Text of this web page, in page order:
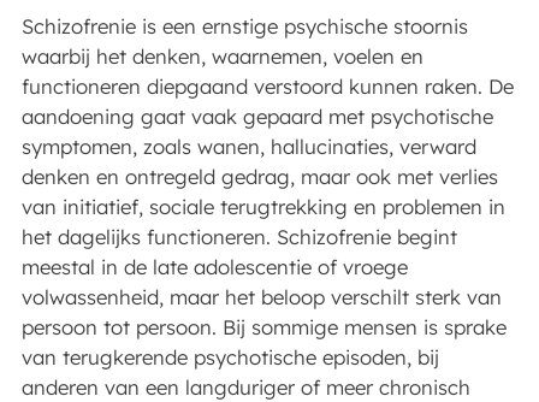
Schizofrenie is een ernstige psychische stoornis
waarbij het denken, waarnemen, voelen en
functioneren diepgaand verstoord kunnen raken. De
aandoening gaat vaak gepaard met psychotische
symptomen, zoals wanen, hallucinaties, verward
denken en ontregeld gedrag, maar ook met verlies
van initiatief, sociale terugtrekking en problemen in
het dagelijks functioneren. Schizofrenie begint
meestal in de late adolescentie of vroege
volwassenheid, maar het beloop verschilt sterk van
persoon tot persoon. Bij sommige mensen is sprake
van terugkerende psychotische episoden, bij
anderen van een langduriger of meer chronisch